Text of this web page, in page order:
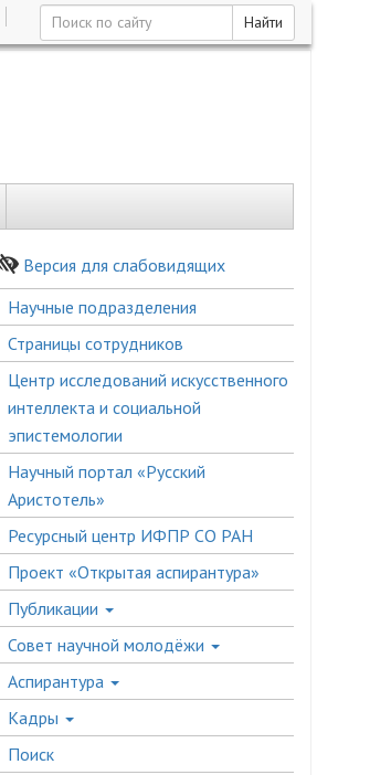
Найти
Версия для слабовидящих
Боковое
меню
Научные подразделения
Страницы сотрудников
Центр исследований искусственного
интеллекта и социальной
эпистемологии
Научный портал «Русский
Аристотель»
Ресурсный центр ИФПР СО РАН
Проект «Открытая аспирантура»
Публикации
Совет научной молодёжи
Аспирантура
Кадры
Поиск